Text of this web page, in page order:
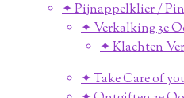
✦ Pijnappelklier /
✦ Verkalking 3e
✦ Klachten
✦ Take Care of